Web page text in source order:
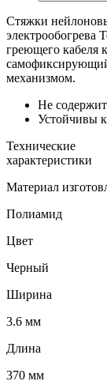
Стяжки
электрообогрева
греющего кабеля
механизмом.
Не
Устойчивы
Технические
характеристики
Материал
Полиамид
Цвет
Черный
Ширина
3.6 мм
Длина
370 мм